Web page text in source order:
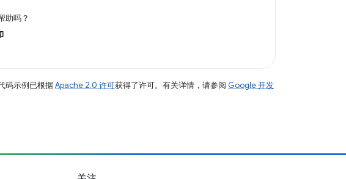
助吗？
码示例已根据Apache 2.0 许可获得了许可。有关详情，请参阅 Google 开发